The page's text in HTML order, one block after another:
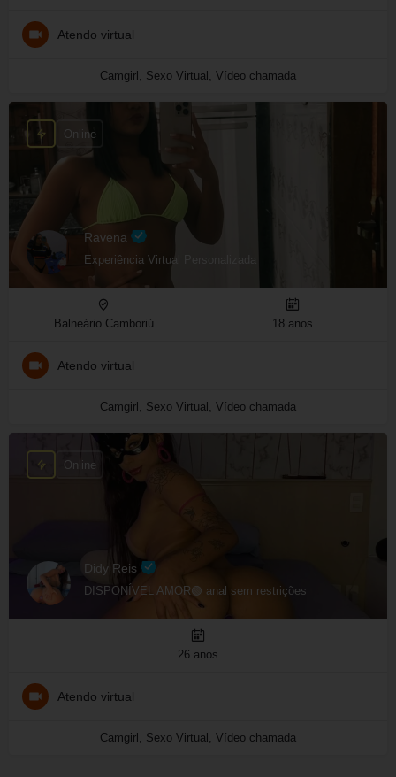
Atendo virtual
Camgirl, Sexo Virtual, Vídeo chamada
Ravena
Experiência Virtual Personalizada
Online
Balneário Camboriú 18 anos
Atendo virtual
Camgirl, Sexo Virtual, Vídeo chamada
Didy Reis
DISPONÍVEL AMOR🟢 anal sem restrições
Online
26 anos
Atendo virtual
Camgirl, Sexo Virtual, Vídeo chamada